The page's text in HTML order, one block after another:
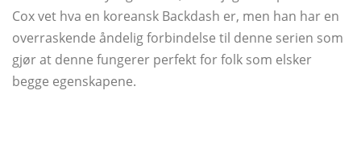
Cox vet hva en koreansk Backdash er, men han har en
overraskende åndelig forbindelse til denne serien som
gjør at denne fungerer perfekt for folk som elsker
begge egenskapene.